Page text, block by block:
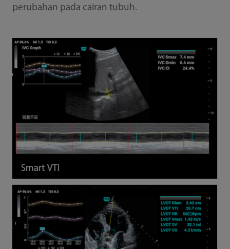
perubahan pada cairan tubuh.